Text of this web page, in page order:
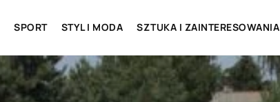
SPORT STYL I MODA SZTUKA I ZAINTERESOWANIA